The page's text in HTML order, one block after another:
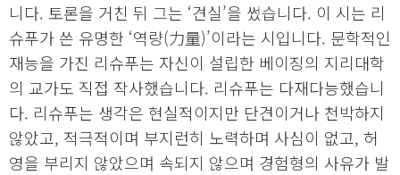
니다. 토론을 거친 뒤 그는 ‘견실’을 썼습니다. 이 시는 리
슈푸가 쓴 유명한 ‘역량(力量)’이라는 시입니다. 문학적인
재능을 가진 리슈푸는 자신이 설립한 베이징의 지리대학
의 교가도 직접 작사했습니다. 리슈푸는 다재다능했습니
다. 리슈푸는 생각은 현실적이지만 단견이거나 천박하지
않았고, 적극적이며 부지런히 노력하며 사심이 없고, 허
영을 부리지 않았으며 속되지 않으며 경험형의 사유가 발